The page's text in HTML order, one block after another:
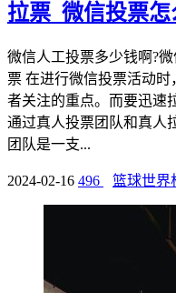
拉票_微信投票
微信人工投票多少钱啊?
票 在进行微信投票活动
者关注的重点。而要迅速
通过真人投票团队和真人
团队是一支...
2024-02-16 496 篮球世界